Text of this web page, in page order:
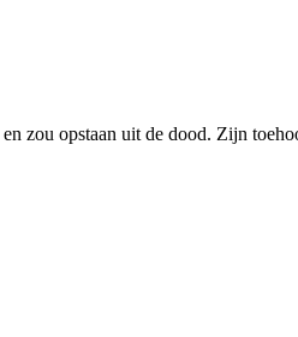
zou opstaan uit de dood. Zijn